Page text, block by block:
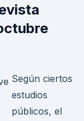
Según ciertos
estudios
públicos, el